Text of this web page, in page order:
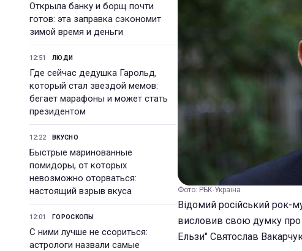
Открыла банку и борщ почти
готов: эта заправка сэкономит
зимой время и деньги
12:51 ЛЮДИ
Где сейчас дедушка Гарольд,
который стал звездой мемов:
бегает марафоны и может стать
президентом
12:22 ВКУСНО
Быстрые маринованные
помидоры, от которых
невозможно оторваться:
настоящий взрыв вкуса
12:01 ГОРОСКОПЫ
С ними лучше не ссориться:
астрологи назвали самые
Фото: РБК-Україна
Відомий російський рок-
висловив свою думку про
Ельзи" Святослав